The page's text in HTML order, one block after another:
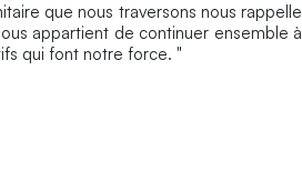
que nous traversons nous rappelle
appartient de continuer ensemble à
qui font notre force. "